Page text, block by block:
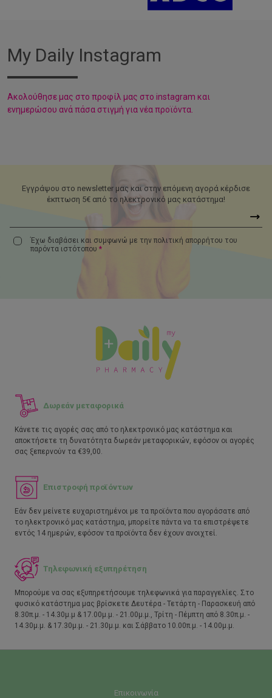
My Daily Instagram
Aκολούθησε μας στο προφίλ μας στο instagram και
ενημερώσου ανά πάσα στιγμή για νέα προϊόντα.
Εγγράψου στο newsletter μας και στην επόμενη αγορά κέρδισε
έκπτωση 5€ από το ηλεκτρονικό μας κατάστημα!
Έχω διαβάσει και συμφωνώ με την πολιτική απορρήτου του
παρόντα ιστότοπου *
Δωρεάν μεταφορικά
Κάνετε τις αγορές σας από το ηλεκτρονικό μας κατάστημα και
αποκτήσετε τη δυνατότητα δωρεάν μεταφορικών, εφόσον οι αγορές
σας ξεπερνούν τα €39,00.
Επιστροφή προϊόντων
Εάν δεν μείνετε ευχαριστημένοι με τα προϊόντα που αγοράσατε από
το ηλεκτρονικό μας κατάστημα, μπορείτε πάντα να τα επιστρέψετε
εντός 14 ημερών, εφόσον τα προϊόντα δεν έχουν ανοιχτεί.
Τηλεφωνική εξυπηρέτηση
Μπορούμε να σας εξυπηρετήσουμε τηλεφωνικά για παραγγελίες. Στο
φυσικό κατάστημα μας βρίσκετε Δευτέρα - Τετάρτη - Παρασκευή από
8.30π.μ. - 14.30μ.μ & 17.00μ.μ. - 21.00μ.μ., Τρίτη - Πέμπτη από 8.30π.μ. -
14.30μ.μ. & 17.30μ.μ. - 21.30μ.μ. και Σάββατο 10.00π.μ. - 14.00μ.μ.
Επικοινωνία